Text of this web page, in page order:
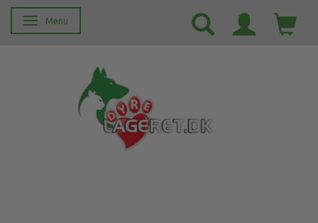
Skifte navigation
Menu